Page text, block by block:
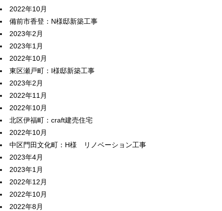
2022年10月
備前市香登：N様邸新築工事
2023年2月
2023年1月
2022年10月
東区瀬戸町：I様邸新築工事
2023年2月
2022年11月
2022年10月
北区伊福町：craft建売住宅
2022年10月
中区門田文化町：H様 リノベーション工事
2023年4月
2023年1月
2022年12月
2022年10月
2022年8月